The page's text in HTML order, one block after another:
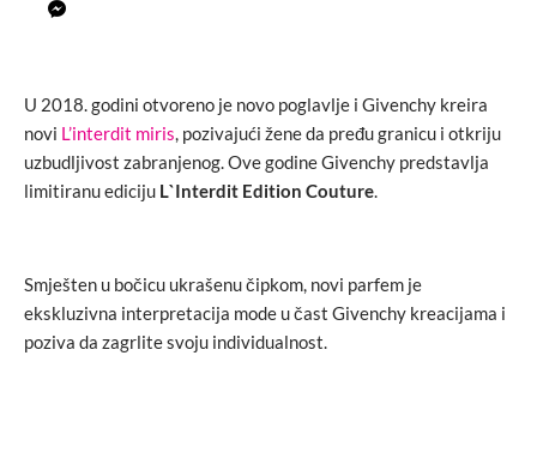
U 2018. godini otvoreno je novo poglavlje i Givenchy kreira
novi L’interdit miris, pozivajući žene da pređu granicu i otkriju
uzbudljivost zabranjenog. Ove godine Givenchy predstavlja
limitiranu ediciju L`Interdit Edition Couture.
Smješten u bočicu ukrašenu čipkom, novi parfem je
ekskluzivna interpretacija mode u čast Givenchy kreacijama i
poziva da zagrlite svoju individualnost.